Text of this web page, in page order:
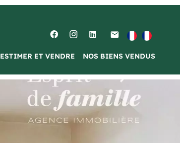
ESTIMER ET VENDRE NOS BIENS VENDUS